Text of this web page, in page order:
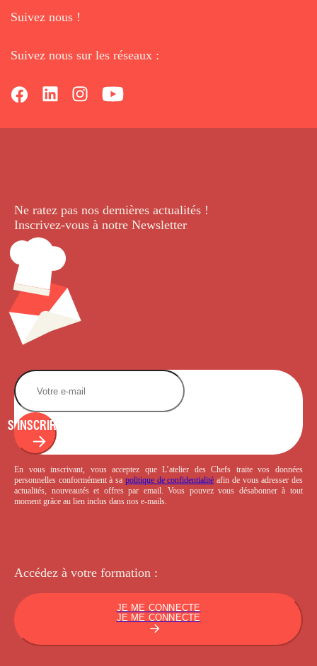
Suivez nous !
Suivez nous sur les réseaux :
Ne ratez pas nos dernières actualités !
Inscrivez-vous à notre Newsletter.
S'INSCRIRE
En vous inscrivant, vous acceptez que L’atelier des Chefs traite vos données
personnelles conformément à sa politique de confidentialité afin de vous adresser des
actualités, nouveautés et offres par email. Vous pouvez vous désabonner à tout
moment grâce au lien inclus dans nos e-mails.
Accédez à votre formation :
JE ME CONNECTE
JE ME CONNECTE